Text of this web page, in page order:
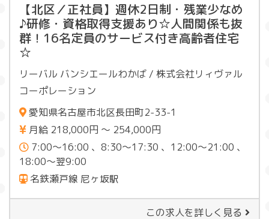
【北区／正社員】週休2日制・残業少なめ
♪研修・資格取得支援あり☆人間関係も抜
群！16名定員のサービス付き高齢者住宅
☆
リーバル バンシエールわかば / 株式会社リィヴァル
コーポレーション
愛知県名古屋市北区長田町2-33-1
月給 218,000円 〜 254,000円
7:00～16:00 、8:30～17:30 、12:00～21:00 、
18:00～翌9:00
名鉄瀬戸線 尼ヶ坂駅
この求人を詳しく見る